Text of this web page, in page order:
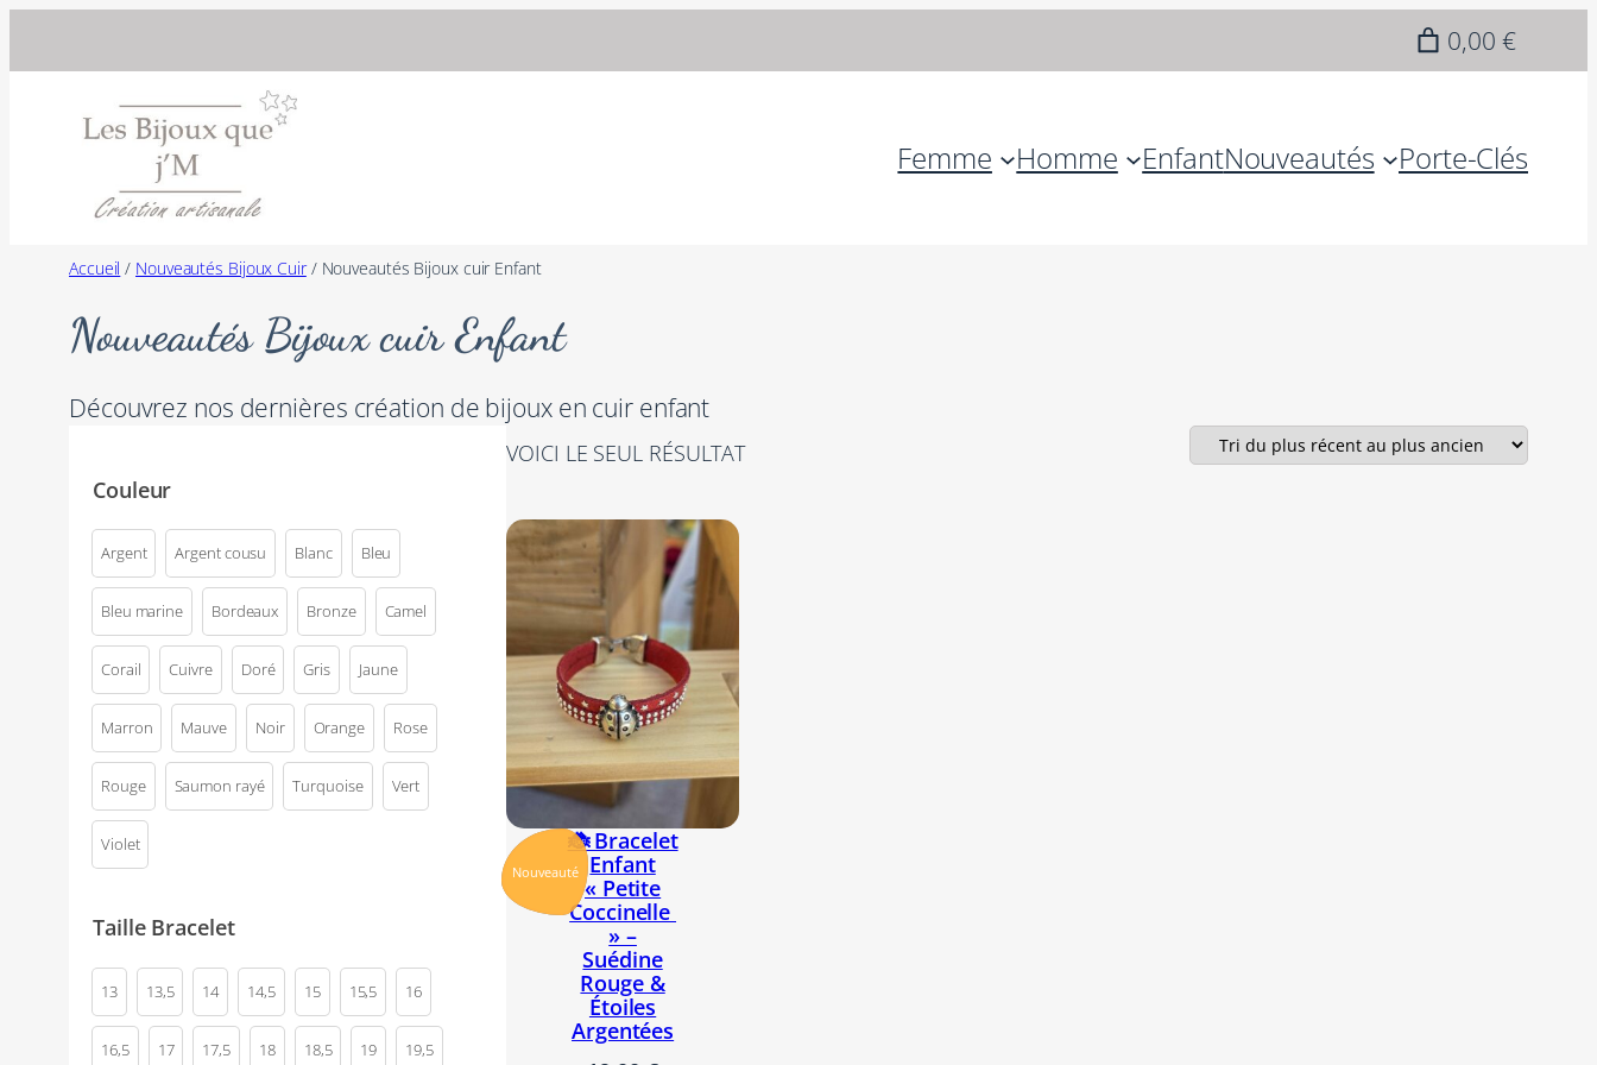
0,00 €
Femme Homme EnfantNouveautés Porte-Clés
Accueil / Nouveautés Bijoux Cuir/ Nouveautés Bijoux cuir Enfant
Nouveautés Bijoux cuir Enfant
Découvrez nos dernières création de bijoux en cuir enfant
Couleur
Argent Argent cousu Blanc Bleu
Bleu marine Bordeaux Bronze Camel
Corail Cuivre Doré Gris Jaune
Marron Mauve Noir Orange Rose
Rouge Saumon rayé Turquoise Vert
Violet
Taille Bracelet
13 13,5 14 14,5 15 15,5 16
16,5 17 17,5 18 18,5 19 19,5
VOICI LE SEUL RÉSULTAT
Nouveauté
🐞 Bracelet
Enfant
« Petite
Coccinelle
» –
Suédine
Rouge &
Étoiles
Argentées